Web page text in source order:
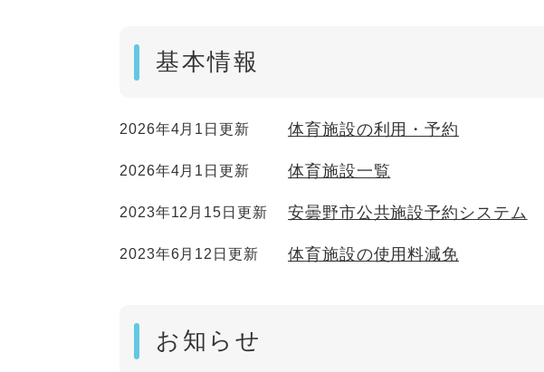
基本情報
2026年4月1日更新 体育施設の利用・予約
2026年4月1日更新 体育施設一覧
2023年12月15日更新 安曇野市公共施設予約システム
2023年6月12日更新 体育施設の使用料減免
お知らせ